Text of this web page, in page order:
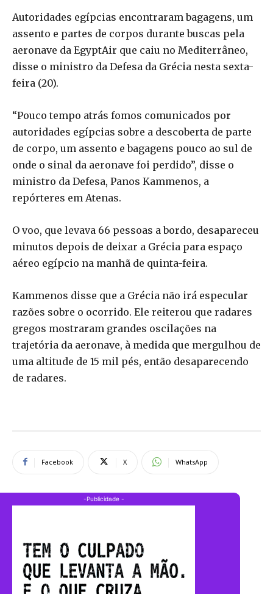
Autoridades egípcias encontraram bagagens, um
assento e partes de corpos durante buscas pela
aeronave da EgyptAir que caiu no Mediterrâneo,
disse o ministro da Defesa da Grécia nesta sexta-
feira (20).
“Pouco tempo atrás fomos comunicados por
autoridades egípcias sobre a descoberta de parte
de corpo, um assento e bagagens pouco ao sul de
onde o sinal da aeronave foi perdido”, disse o
ministro da Defesa, Panos Kammenos, a
repórteres em Atenas.
O voo, que levava 66 pessoas a bordo, desapareceu
minutos depois de deixar a Grécia para espaço
aéreo egípcio na manhã de quinta-feira.
Kammenos disse que a Grécia não irá especular
razões sobre o ocorrido. Ele reiterou que radares
gregos mostraram grandes oscilações na
trajetória da aeronave, à medida que mergulhou de
uma altitude de 15 mil pés, então desaparecendo
de radares.
Facebook X WhatsApp
-Publicidade -